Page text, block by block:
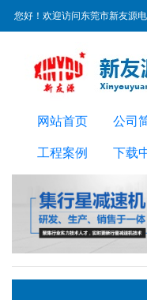
您好！欢迎访问东莞市新友源
网站首页 公司
工程案例
下载